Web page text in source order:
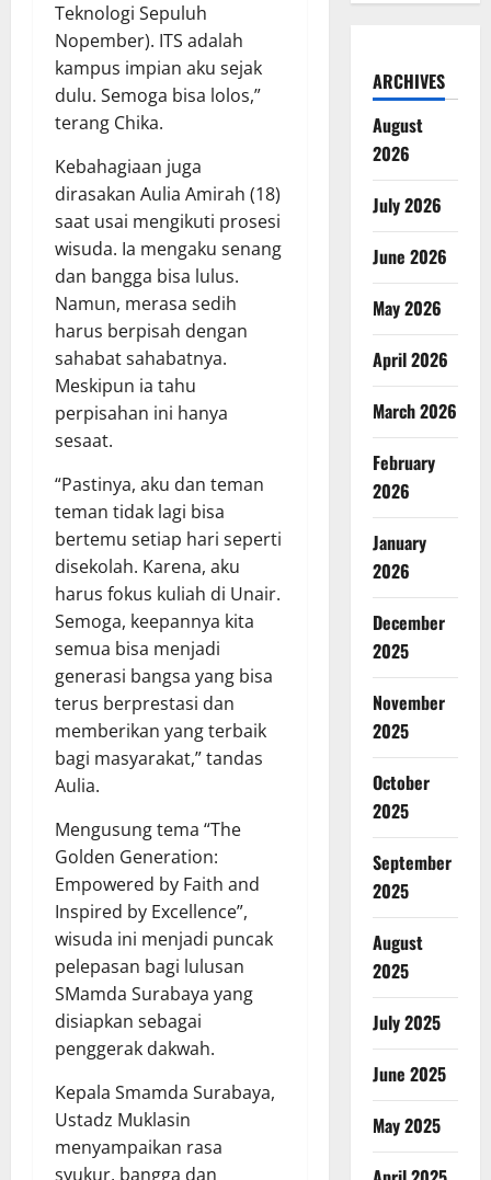
Teknologi Sepuluh
Nopember). ITS adalah
kampus impian aku sejak
dulu. Semoga bisa lolos,”
terang Chika.
Kebahagiaan juga
dirasakan Aulia Amirah (18)
saat usai mengikuti prosesi
wisuda. Ia mengaku senang
dan bangga bisa lulus.
Namun, merasa sedih
harus berpisah dengan
sahabat sahabatnya.
Meskipun ia tahu
perpisahan ini hanya
sesaat.
“Pastinya, aku dan teman
teman tidak lagi bisa
bertemu setiap hari seperti
disekolah. Karena, aku
harus fokus kuliah di Unair.
Semoga, keepannya kita
semua bisa menjadi
generasi bangsa yang bisa
terus berprestasi dan
memberikan yang terbaik
bagi masyarakat,” tandas
Aulia.
Mengusung tema “The
Golden Generation:
Empowered by Faith and
Inspired by Excellence”,
wisuda ini menjadi puncak
pelepasan bagi lulusan
SMamda Surabaya yang
disiapkan sebagai
penggerak dakwah.
Kepala Smamda Surabaya,
Ustadz Muklasin
menyampaikan rasa
syukur, bangga dan
ARCHIVES
August
2026
July 2026
June 2026
May 2026
April 2026
March 2026
February
2026
January
2026
December
2025
November
2025
October
2025
September
2025
August
2025
July 2025
June 2025
May 2025